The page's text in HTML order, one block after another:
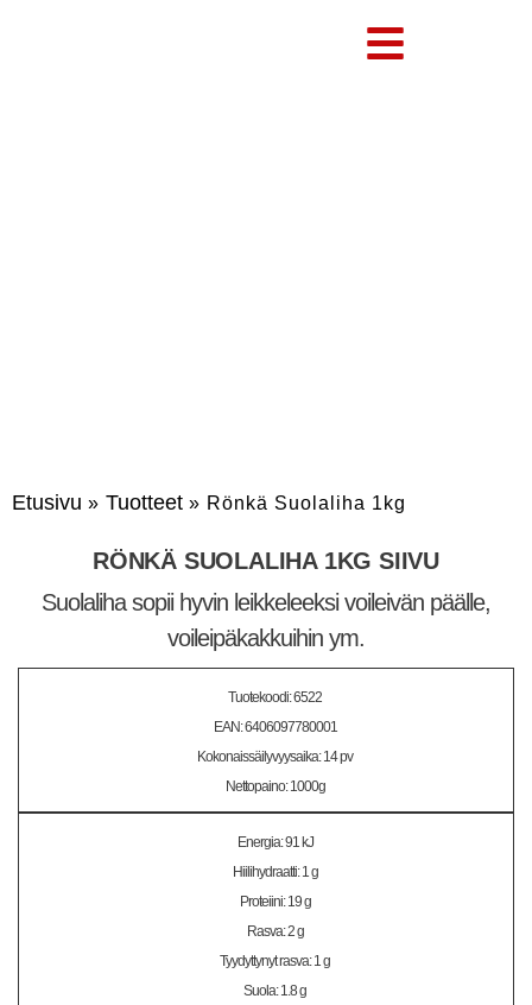
Etusivu » Tuotteet » Rönkä Suolaliha 1kg
RÖNKÄ SUOLALIHA 1KG SIIVU
Suolaliha sopii hyvin leikkeleeksi voileivän päälle,
voileipäkakkuihin ym.
Tuotekoodi: 6522
EAN: 6406097780001
Kokonaissäilyvyysaika: 14 pv
Nettopaino: 1000g
Energia: 91 kJ
Hiilihydraatti: 1 g
Proteiini: 19 g
Rasva: 2 g
Tyydyttynyt rasva: 1 g
Suola: 1.8 g